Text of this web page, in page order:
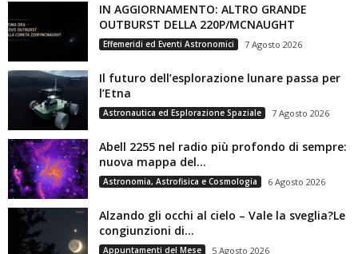
IN AGGIORNAMENTO: ALTRO GRANDE
OUTBURST DELLA 220P/MCNAUGHT
Effemeridi ed Eventi Astronomici 7 Agosto 2026
Il futuro dell’esplorazione lunare passa per
l’Etna
Astronautica ed Esplorazione Spaziale 7 Agosto 2026
Abell 2255 nel radio più profondo di sempre:
nuova mappa del...
Astronomia, Astrofisica e Cosmologia 6 Agosto 2026
Alzando gli occhi al cielo – Vale la sveglia?Le
congiunzioni di...
Appuntamenti del Mese 5 Agosto 2026